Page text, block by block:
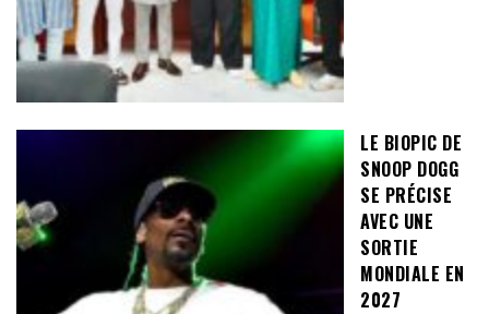
LE BIOPIC DE
SNOOP DOGG
SE PRÉCISE
AVEC UNE
SORTIE
MONDIALE EN
2027